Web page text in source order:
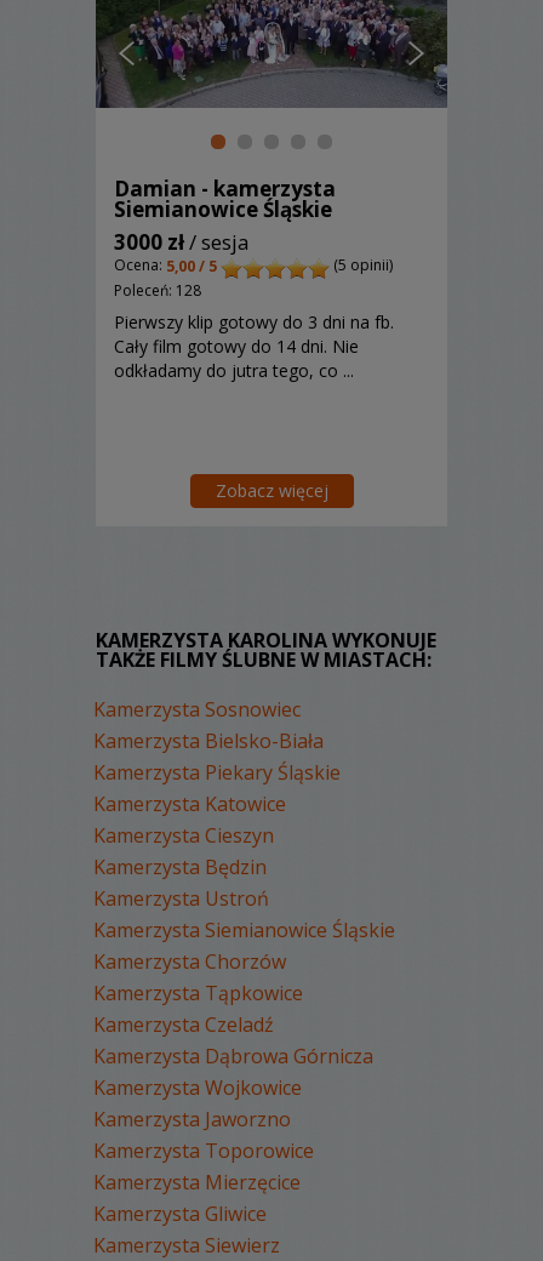
Damian - kamerzysta
Siemianowice Śląskie
3000 zł/ sesja
Ocena: 5,00 / 5
(5 opinii)
Poleceń: 128
Pierwszy klip gotowy do 3 dni na fb.
Cały film gotowy do 14 dni. Nie
odkładamy do jutra tego, co ...
Zobacz więcej
KAMERZYSTA KAROLINA WYKONUJE
TAKŻE FILMY ŚLUBNE W MIASTACH:
Kamerzysta Sosnowiec
Kamerzysta Bielsko-Biała
Kamerzysta Piekary Śląskie
Kamerzysta Katowice
Kamerzysta Cieszyn
Kamerzysta Będzin
Kamerzysta Ustroń
Kamerzysta Siemianowice Śląskie
Kamerzysta Chorzów
Kamerzysta Tąpkowice
Kamerzysta Czeladź
Kamerzysta Dąbrowa Górnicza
Kamerzysta Wojkowice
Kamerzysta Jaworzno
Kamerzysta Toporowice
Kamerzysta Mierzęcice
Kamerzysta Gliwice
Kamerzysta Siewierz